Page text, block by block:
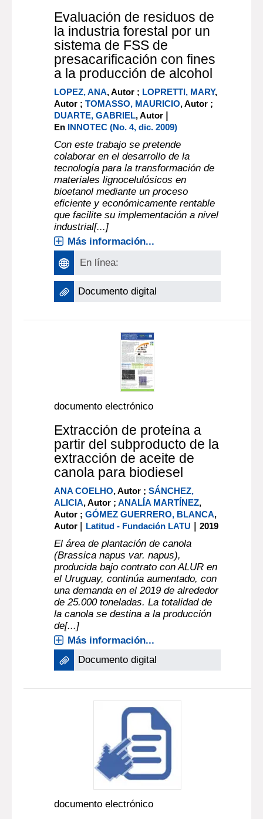
Evaluación de residuos de
la industria forestal por un
sistema de FSS de
presacarificación con fines
a la producción de alcohol
LOPEZ, ANA, Autor ; LOPRETTI, MARY,
Autor ;TOMASSO, MAURICIO, Autor ;
DUARTE, GABRIEL, Autor |
En INNOTEC (No. 4, dic. 2009)
Con este trabajo se pretende
colaborar en el desarrollo de la
tecnología para la transformación de
materiales lignocelulósicos en
bioetanol mediante un proceso
eficiente y económicamente rentable
que facilite su implementación a nivel
industrial[...]
Más información...
En línea:
Documento digital
documento electrónico
Extracción de proteína a
partir del subproducto de la
extracción de aceite de
canola para biodiesel
ANA COELHO, Autor ;SÁNCHEZ,
ALICIA, Autor ;ANALÍA MARTÍNEZ,
Autor ;GÓMEZ GUERRERO, BLANCA,
Autor | Latitud - Fundación LATU |2019
El área de plantación de canola
(Brassica napus var. napus),
producida bajo contrato con ALUR en
el Uruguay, continúa aumentado, con
una demanda en el 2019 de alrededor
de 25.000 toneladas. La totalidad de
la canola se destina a la producción
de[...]
Más información...
Documento digital
documento electrónico